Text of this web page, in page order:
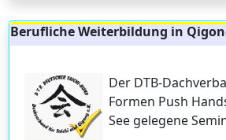
Berufliche Weiterbildung in
Der DTB-
Formen Push
See gelegene